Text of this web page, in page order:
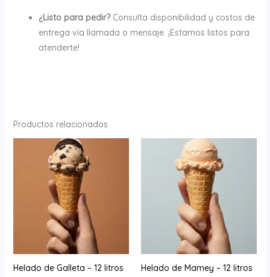
¿Listo para pedir?Consulta disponibilidad y costos de
entrega vía llamada o mensaje. ¡Estamos listos para
atenderte!
Productos relacionados
Helado de Galleta – 12 litros Helado de Mamey – 12 litros